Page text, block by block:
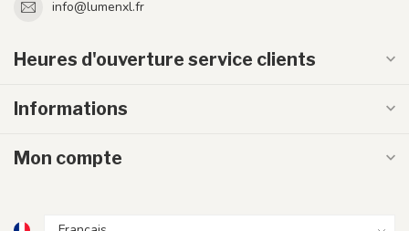
info@lumenxl.fr
Heures d'ouverture service clients
Informations
Mon compte